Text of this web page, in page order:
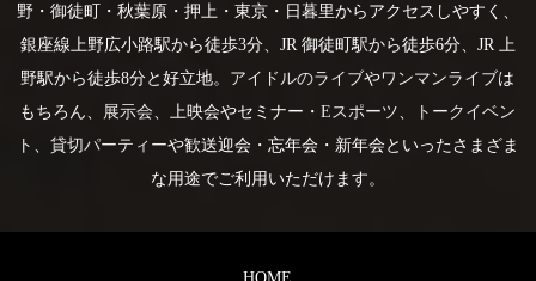
野・御徒町・秋葉原・押上・東京・日暮里からアクセスしやすく、
銀座線上野広小路駅から徒歩3分、JR 御徒町駅から徒歩6分、JR 上
野駅から徒歩8分と好立地。 アイドルのライブやワンマンライブは
もちろん、
展示会 、上映会やセミナー・Eスポーツ
トークイベン
ト
貸切パーティーや歓送迎会・忘年会・新年会といったさまざま
な用途でご利用いただけます。